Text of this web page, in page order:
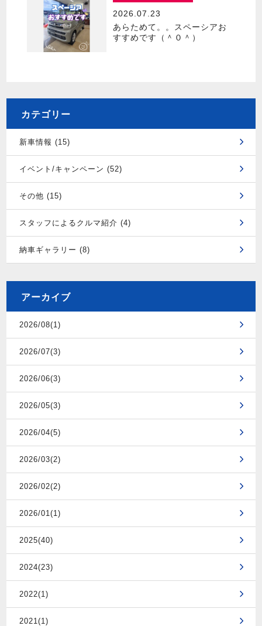
2026.07.23
あらためて。。スペーシアお
すすめです（＾０＾）
カテゴリー
新車情報 (15)
イベント/キャンペーン (52)
その他 (15)
スタッフによるクルマ紹介 (4)
納車ギャラリー (8)
アーカイブ
2026/08(1)
2026/07(3)
2026/06(3)
2026/05(3)
2026/04(5)
2026/03(2)
2026/02(2)
2026/01(1)
2025(40)
2024(23)
2022(1)
2021(1)